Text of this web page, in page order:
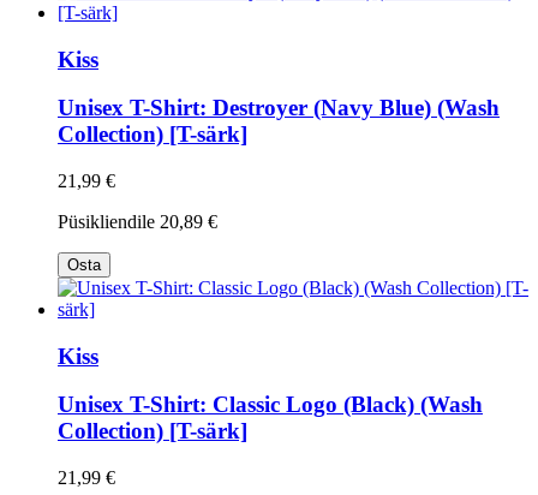
Kiss
Unisex T-Shirt: Destroyer (Navy Blue) (Wash
Collection) [T-särk]
21,99 €
Püsikliendile 20,89 €
Osta
Kiss
Unisex T-Shirt: Classic Logo (Black) (Wash
Collection) [T-särk]
21,99 €